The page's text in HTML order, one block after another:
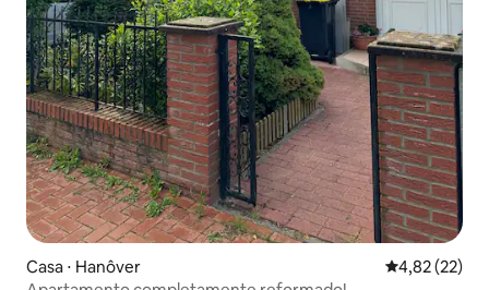
Casa ⋅ Hanôver 4,82 de uma
4,82 (22)